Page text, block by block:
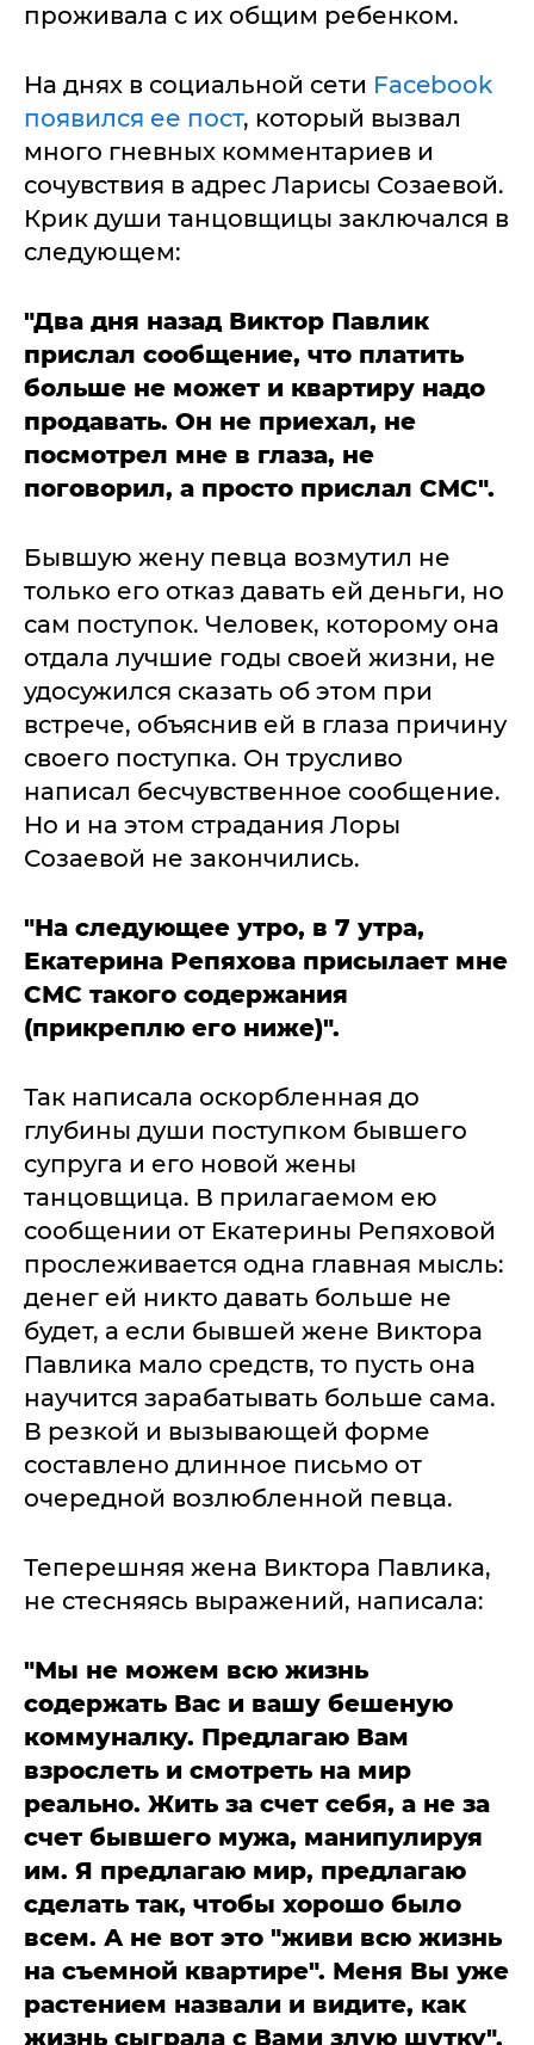
проживала с их общим ребенком.
На днях в социальной сети Facebook
появился ее пост, который вызвал
много гневных комментариев и
сочувствия в адрес Ларисы Созаевой.
Крик души танцовщицы заключался в
следующем:
"Два дня назад Виктор Павлик
прислал сообщение, что платить
больше не может и квартиру надо
продавать. Он не приехал, не
посмотрел мне в глаза, не
поговорил, а просто прислал СМС".
Бывшую жену певца возмутил не
только его отказ давать ей деньги, но
сам поступок. Человек, которому она
отдала лучшие годы своей жизни, не
удосужился сказать об этом при
встрече, объяснив ей в глаза причину
своего поступка. Он трусливо
написал бесчувственное сообщение.
Но и на этом страдания Лоры
Созаевой не закончились.
"На следующее утро, в 7 утра,
Екатерина Репяхова присылает мне
СМС такого содержания
(прикреплю его ниже)".
Так написала оскорбленная до
глубины души поступком бывшего
супруга и его новой жены
танцовщица. В прилагаемом ею
сообщении от Екатерины Репяховой
прослеживается одна главная мысль:
денег ей никто давать больше не
будет, а если бывшей жене Виктора
Павлика мало средств, то пусть она
научится зарабатывать больше сама.
В резкой и вызывающей форме
составлено длинное письмо от
очередной возлюбленной певца.
Теперешняя жена Виктора Павлика,
не стесняясь выражений, написала:
"Мы не можем всю жизнь
содержать Вас и вашу бешеную
коммуналку. Предлагаю Вам
взрослеть и смотреть на мир
реально. Жить за счет себя, а не за
счет бывшего мужа, манипулируя
им. Я предлагаю мир, предлагаю
сделать так, чтобы хорошо было
всем. А не вот это "живи всю жизнь
на съемной квартире". Меня Вы уже
растением назвали и видите, как
жизнь сыграла с Вами злую шутку".